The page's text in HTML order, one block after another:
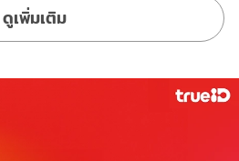
ดูเพิ่มเติม